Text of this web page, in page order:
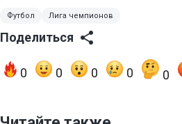
Футбол Лига чемпионов
Поделиться
0 0 0 0 0